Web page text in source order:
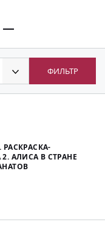
ФИЛЬТР
АЛИСА В СТРАНЕ